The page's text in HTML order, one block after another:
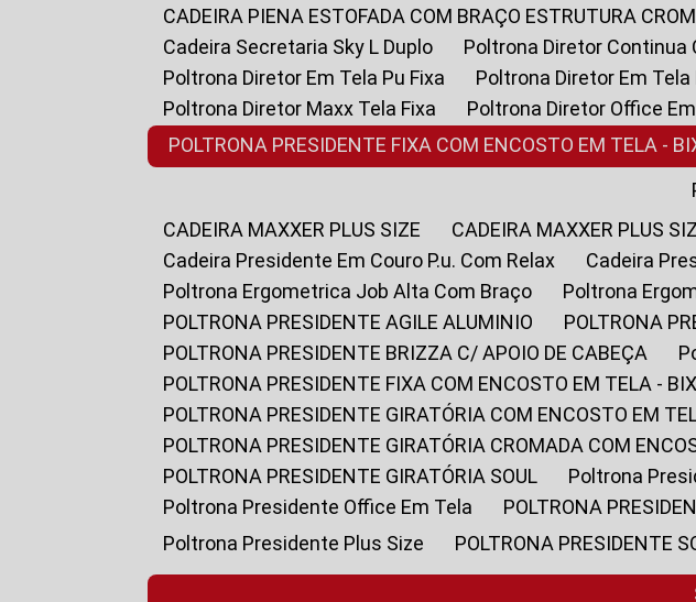
CADEIRA PIENA ESTOFADA COM BRAÇO ESTRUTURA
Cadeira Secretaria Sky L Duplo
Poltrona Diretor
Poltrona Diretor Em Tela Pu Fixa
Poltrona Diretor Em Tela
Poltrona Diretor Maxx Tela Fixa
Poltrona Diretor Office
POLTRONA PRESIDENTE FIXA COM ENCOSTO EM TELA -
CADEIRA MAXXER PLUS SIZE
CADEIRA MAXXER PLUS
Cadeira Presidente Em Couro P.u. Com Relax
Cadeira
Poltrona Ergometrica Job Alta Com Braço
Poltrona
POLTRONA PRESIDENTE AGILE ALUMINIO
POLTRONA
POLTRONA PRESIDENTE BRIZZA C/ APOIO DE CABEÇA
POLTRONA PRESIDENTE FIXA COM ENCOSTO EM TELA - BIX
POLTRONA PRESIDENTE GIRATÓRIA COM ENCOSTO EM
POLTRONA PRESIDENTE GIRATÓRIA CROMADA COM
POLTRONA PRESIDENTE GIRATÓRIA SOUL
Poltrona
Poltrona Presidente Office Em Tela
POLTRONA
Poltrona Presidente Plus Size
POLTRONA PRESIDENTE